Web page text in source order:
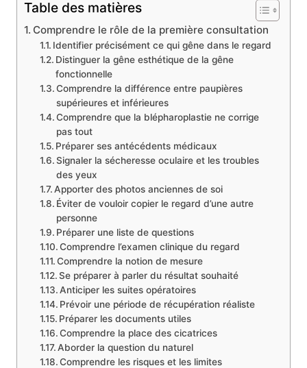
Table des matières
Comprendre le rôle de la première consultation
Identifier précisément ce qui gêne dans le regard
Distinguer la gêne esthétique de la gêne
fonctionnelle
Comprendre la différence entre paupières
supérieures et inférieures
Comprendre que la blépharoplastie ne corrige
pas tout
Préparer ses antécédents médicaux
Signaler la sécheresse oculaire et les troubles
des yeux
Apporter des photos anciennes de soi
Éviter de vouloir copier le regard d’une autre
personne
Préparer une liste de questions
Comprendre l’examen clinique du regard
Comprendre la notion de mesure
Se préparer à parler du résultat souhaité
Anticiper les suites opératoires
Prévoir une période de récupération réaliste
Préparer les documents utiles
Comprendre la place des cicatrices
Aborder la question du naturel
Comprendre les risques et les limites